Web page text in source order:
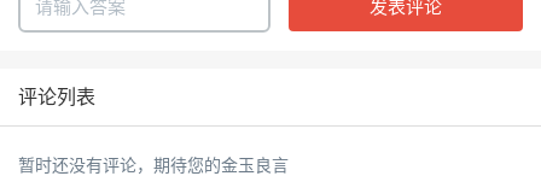
评论列表
暂时还没有评论，期待您的金玉良言